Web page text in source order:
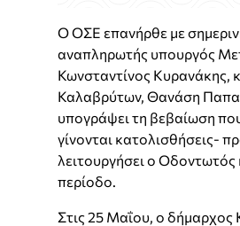
Ο ΟΣΕ επανήρθε με
αναπληρωτής υπουργός
Κωνσταντίνος Κυρανάκης,
Καλαβρύτων, Θανάση
υπογράψει τη βεβαίωση
γίνονται κατολισθήσεις-
λειτουργήσει ο Οδοντωτός
περίοδο.
Στις 25 Μαΐου, ο δήμαρχος